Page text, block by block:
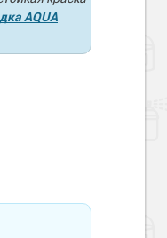
AQUA